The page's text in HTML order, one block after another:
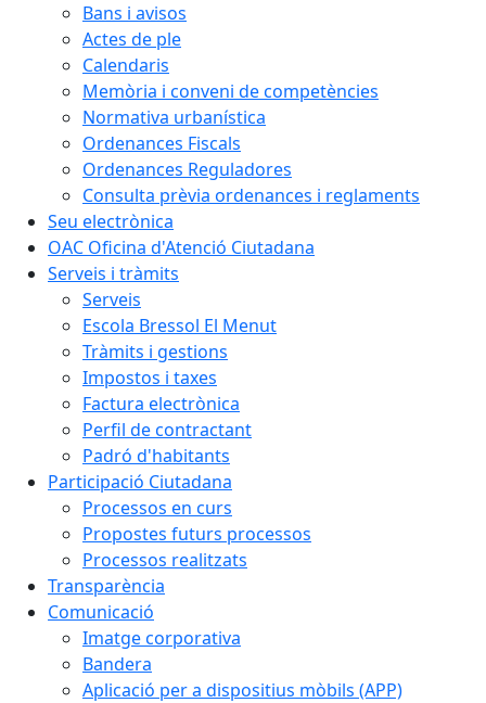
Bans i avisos
Actes de ple
Calendaris
Memòria i conveni de competències
Normativa urbanística
Ordenances Fiscals
Ordenances Reguladores
Consulta prèvia ordenances i reglaments
Seu electrònica
OAC Oficina d'Atenció Ciutadana
Serveis i tràmits
Serveis
Escola Bressol El Menut
Tràmits i gestions
Impostos i taxes
Factura electrònica
Perfil de contractant
Padró d'habitants
Participació Ciutadana
Processos en curs
Propostes futurs processos
Processos realitzats
Transparència
Comunicació
Imatge corporativa
Bandera
Aplicació per a dispositius mòbils (APP)